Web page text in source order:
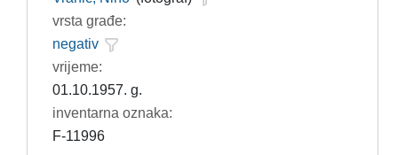
vrsta građe:
negativ
vrijeme:
01.10.1957. g.
inventarna oznaka:
F-11996